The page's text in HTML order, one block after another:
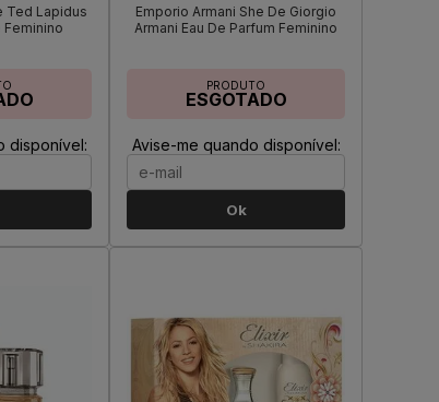
Ted Lapidus
Feminino
disponível:
Emporio Armani She De Giorgio
Armani Eau De Parfum Feminino
PRODUTO
ESGOTADO
Avise-me quando disponível:
Ok